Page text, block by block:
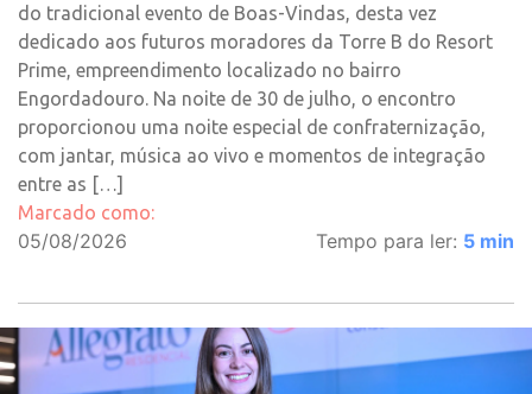
do tradicional evento de Boas-Vindas, desta vez
dedicado aos futuros moradores da Torre B do Resort
Prime, empreendimento localizado no bairro
Engordadouro. Na noite de 30 de julho, o encontro
proporcionou uma noite especial de confraternização,
com jantar, música ao vivo e momentos de integração
entre as […]
Marcado como:
05/08/2026 Tempo para ler: 5 min